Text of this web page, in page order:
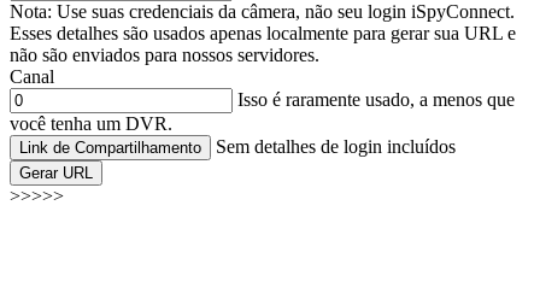
Nota: Use suas credenciais da câmera, não seu login iSpyConnect.
Esses detalhes são usados apenas localmente para gerar sua URL e
não são enviados para nossos servidores.
Canal
Isso é raramente usado, a menos que
você tenha um DVR.
Link de Compartilhamento Sem detalhes de login incluídos
Gerar URL
>>>>>